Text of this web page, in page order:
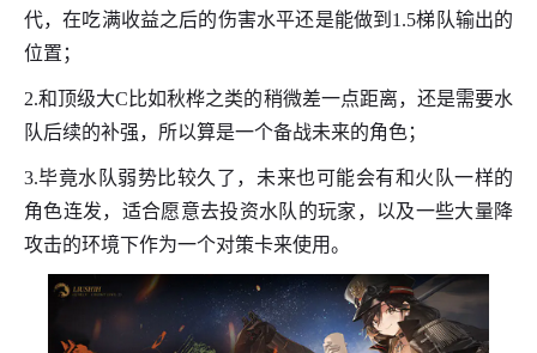
代，在吃满收益之后的伤害水平还是能做到1.5梯队输出的
位置；
2.和顶级大C比如秋桦之类的稍微差一点距离，还是需要水
队后续的补强，所以算是一个备战未来的角色；
3.毕竟水队弱势比较久了，未来也可能会有和火队一样的
角色连发，适合愿意去投资水队的玩家，以及一些大量降
攻击的环境下作为一个对策卡来使用。